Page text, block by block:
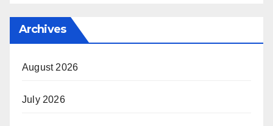
Archives
August 2026
July 2026